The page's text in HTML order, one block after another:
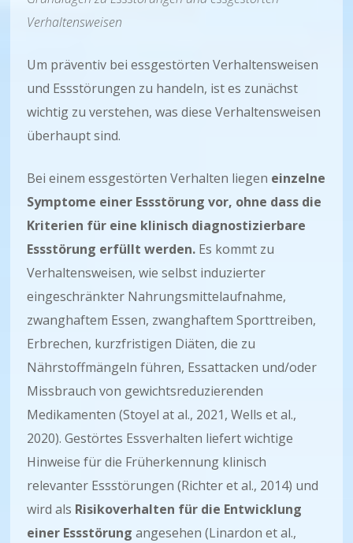
Verhaltensweisen
Um präventiv bei essgestörten Verhaltensweisen
und Essstörungen zu handeln, ist es zunächst
wichtig zu verstehen, was diese Verhaltensweisen
überhaupt sind.
Bei einem essgestörten Verhalten liegen einzelne
Symptome einer Essstörung vor, ohne dass die
Kriterien für eine klinisch diagnostizierbare
Essstörung erfüllt werden. Es kommt zu
Verhaltensweisen, wie selbst induzierter
eingeschränkter Nahrungsmittelaufnahme,
zwanghaftem Essen, zwanghaftem Sporttreiben,
Erbrechen, kurzfristigen Diäten, die zu
Nährstoffmängeln führen, Essattacken und/oder
Missbrauch von gewichtsreduzierenden
Medikamenten (Stoyel at al., 2021, Wells et al.,
2020). Gestörtes Essverhalten liefert wichtige
Hinweise für die Früherkennung klinisch
relevanter Essstörungen (Richter et al., 2014) und
wird als Risikoverhalten für die Entwicklung
einer Essstörung angesehen (Linardon et al.,